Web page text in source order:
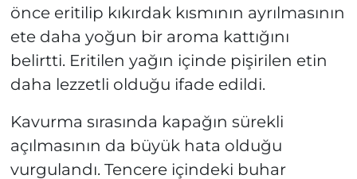
önce eritilip kıkırdak kısmının ayrılmasının
ete daha yoğun bir aroma kattığını
belirtti. Eritilen yağın içinde pişirilen etin
daha lezzetli olduğu ifade edildi.
Kavurma sırasında kapağın sürekli
açılmasının da büyük hata olduğu
vurgulandı. Tencere içindeki buhar